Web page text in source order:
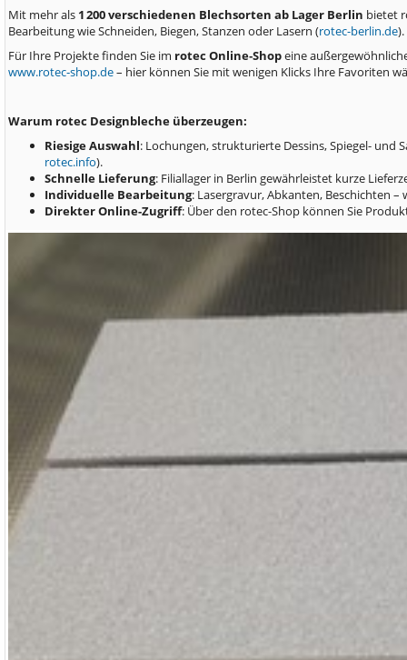
Mit mehr als 1 200 verschiedenen Blechsorten ab Lager Berlin bietet
Bearbeitung wie Schneiden, Biegen, Stanzen oder Lasern (rotec-berlin.de).
Für Ihre Projekte finden Sie im rotec Online‑Shopeine
www.rotec‑shop.de– hier können Sie mit wenigen Klicks Ihre Favoriten
Warum rotec Designbleche überzeugen:
Riesige Auswahl: Lochungen, strukturierte Dessins, Spiegel-
rotec.info).
Schnelle Lieferung: Filiallager in Berlin gewährleistet kurze
Individuelle Bearbeitung: Lasergravur, Abkanten, Beschichten
Direkter Online-Zugriff: Über den rotec-Shop können Sie